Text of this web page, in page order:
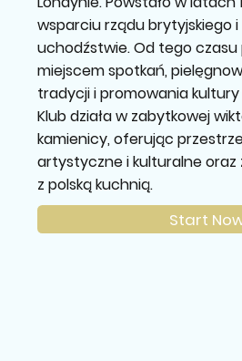
wsparciu rządu brytyjskiego
uchodźstwie. Od tego
miejscem spotkań,
tradycji i promowania kultury
Klub działa w zabytkowej
kamienicy, oferując
artystyczne i kulturalne
z polską kuchnią.
Start